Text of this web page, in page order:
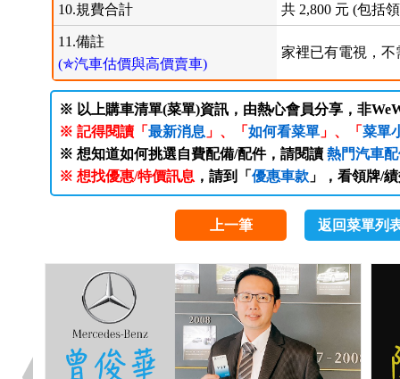
10.規費合計 共 2,800 元 (包括
11.備註
(✯汽車估價與高價賣車)
家裡已有電視，不
※ 以上購車清單(菜單)資訊，由熱心會員分享，非
※ 記得閱讀「 最新消息 」、「 如何看菜單」、「 菜單
※ 想知道如何挑選自費配備/配件，請閱讀 熱門汽車
※ 想找優惠/特價訊息 ，請到「 優惠車款」，看領牌/
上一筆 返回菜單列